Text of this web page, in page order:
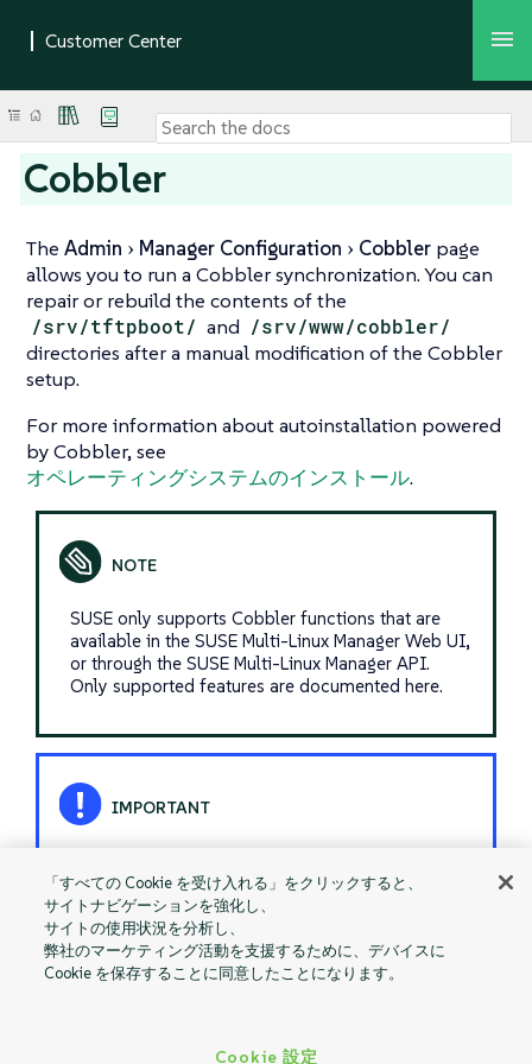
Cobbler
The Admin Manager Configuration Cobbler page
allows you to run a Cobbler synchronization. You can
repair or rebuild the contents of the
/srv/tftpboot/ and /srv/www/cobbler/
directories after a manual modification of the Cobbler
setup.
For more information about autoinstallation powered
by Cobbler, see
オペレーティングシステムのインストール.
SUSE only supports Cobbler functions that are
available in the SUSE Multi-Linux Manager Web UI,
or through the SUSE Multi-Linux Manager API.
Only supported features are documented here.
not supported.
「すべての Cookie を受け入れる」をクリックすると、
サイトナビゲーションを強化し、
サイトの使用状況を分析し、
弊社のマーケティング活動を支援するために、デバイスに
Cookie を保存することに同意したことになります。
Cookie 設定